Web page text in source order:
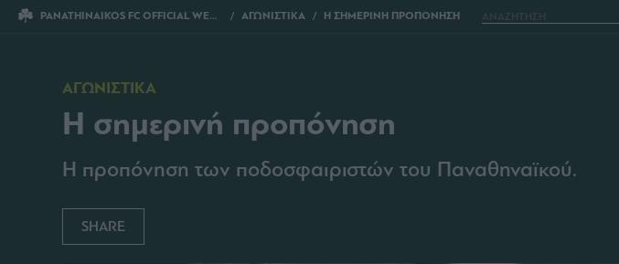
PANATHINAIKOS FC OFFICIAL WEBSITE ΑΓΩΝΙΣΤΙΚΑ Η ΣΗΜΕΡΙΝΗ ΠΡΟΠΟΝΗΣΗ
ΑΓΩΝΙΣΤΙΚΑ
Η σημερινή προπόνηση
Η προπόνηση των ποδοσφαιριστών του Παναθηναϊκού.
SHARE